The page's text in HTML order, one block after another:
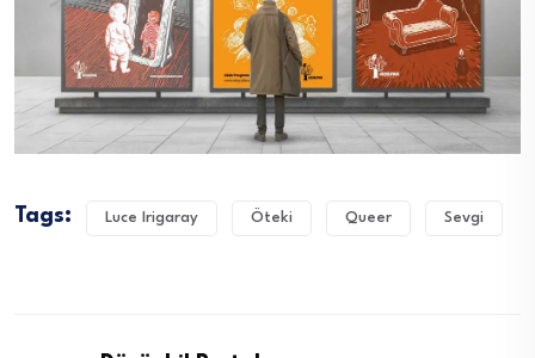
Tags: Luce Irigaray Öteki Queer Sevgi